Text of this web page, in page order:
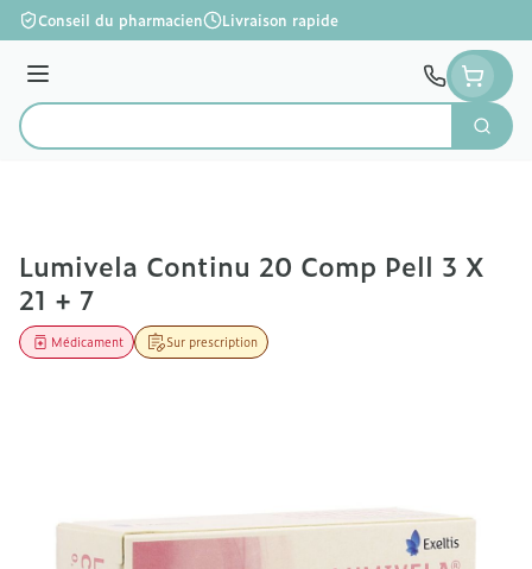
Aller au contenu
Conseil du pharmacien Livraison rapide
Menu
Rechercher
Lumivela Continu 20 Comp Pell 3 X
21 + 7
Sur prescription
Médicament